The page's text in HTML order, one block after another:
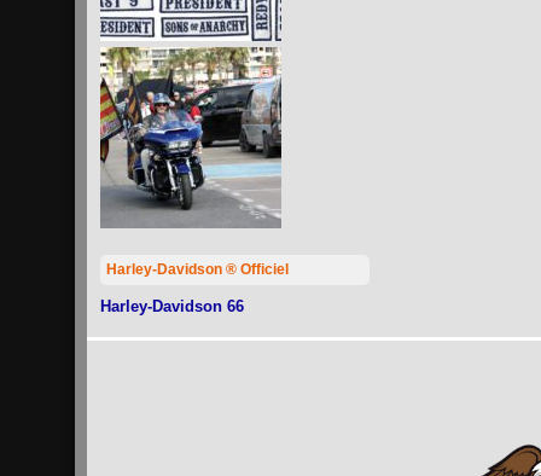
Harley-Davidson ® Officiel
Harley-Davidson 66